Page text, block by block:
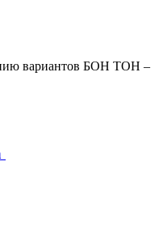
вариантов БОН ТОН –